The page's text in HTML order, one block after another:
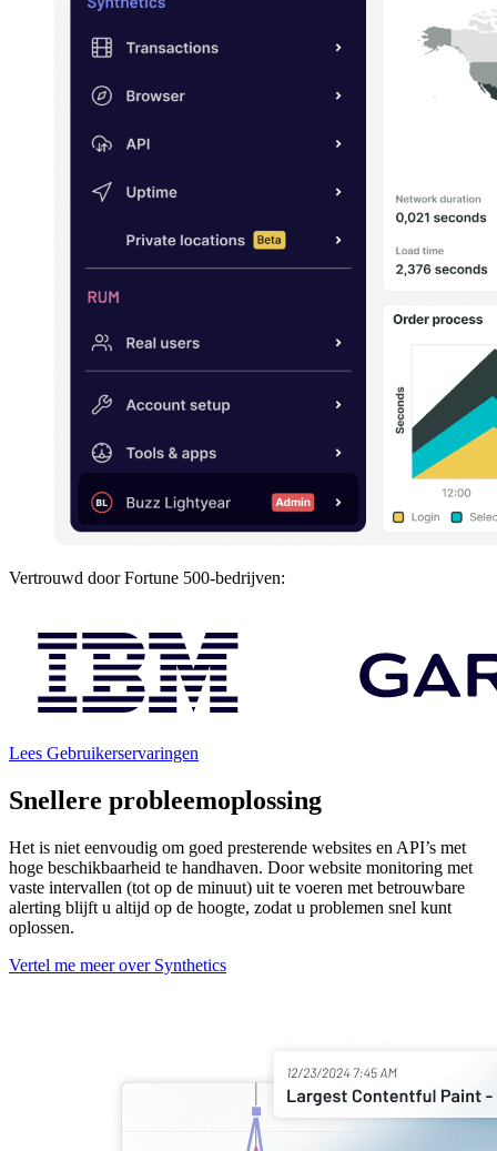
Vertrouwd door Fortune 500-bedrijven:
Lees Gebruikerservaringen
Snellere probleemoplossing
Het is niet eenvoudig om goed presterende websites en API’s met
hoge beschikbaarheid te handhaven. Door website monitoring met
vaste intervallen (tot op de minuut) uit te voeren met betrouwbare
alerting blijft u altijd op de hoogte, zodat u problemen snel kunt
oplossen.
Vertel me meer over Synthetics